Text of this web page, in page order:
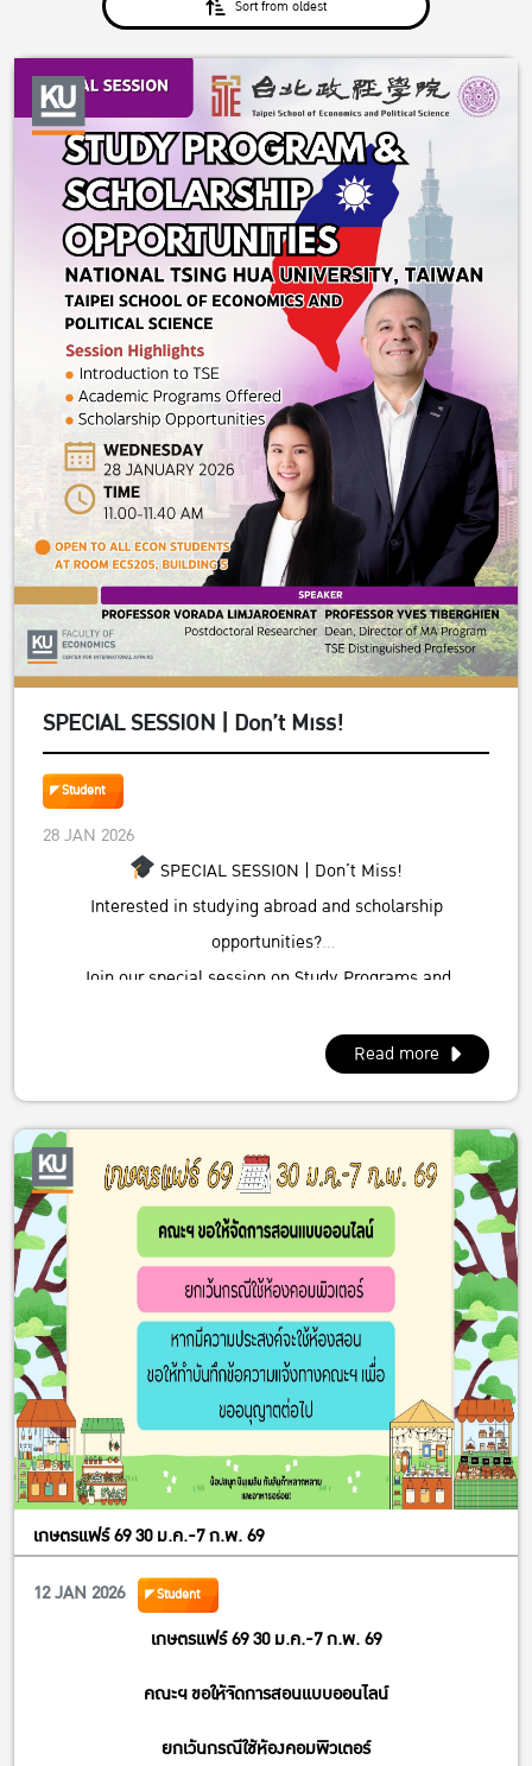
Sort from oldest
SPECIAL SESSION | Don’t Miss!
Student
28 JAN 2026
SPECIAL SESSION | Don’t Miss!
Interested in studying abroad and scholarship
opportunities?
Join our special session on Study Programs and
National Tsing Hua University, Taiwan
What you’ll learn
• Introduction to TSE
• Academic programs offered
• Scholarship opportunities
Guest Speakers
Prof. Yves Tiberghien
Dean & Director of MA Program
TSE Distinguished Professor
Prof. Vorada Limjaroenrat
Postdoctoral Researcher
Wednesday, 28 January 2026
11:00 – 11:40 AM
Room EC5205, Building 5
Open to all ECON students
Read more
เกษตรแฟร์ 69 30 ม.ค.-7 ก.พ. 69
12 JAN 2026
Student
เกษตรแฟร์ 69 30 ม.ค.-7 ก.พ. 69
คณะฯ ขอให้จัดการสอนแบบออนไลน์
ยกเว้นกรณีใช้ห้องคอมพิวเตอร์